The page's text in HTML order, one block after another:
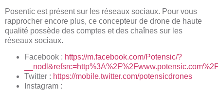
Posentic est présent sur les réseaux sociaux. Pour vous
rapprocher encore plus, ce concepteur de drone de haute
qualité possède des comptes et des chaînes sur les
réseaux sociaux.
Facebook : https://m.facebook.com/Potensic/?
Twitter : https://mobile.twitter.com/potensicdrones
Instagram :